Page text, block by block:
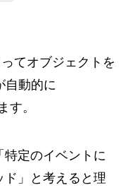
てオブジェクトを
自動的に
す。
定のイベントに
ド」と考えると理